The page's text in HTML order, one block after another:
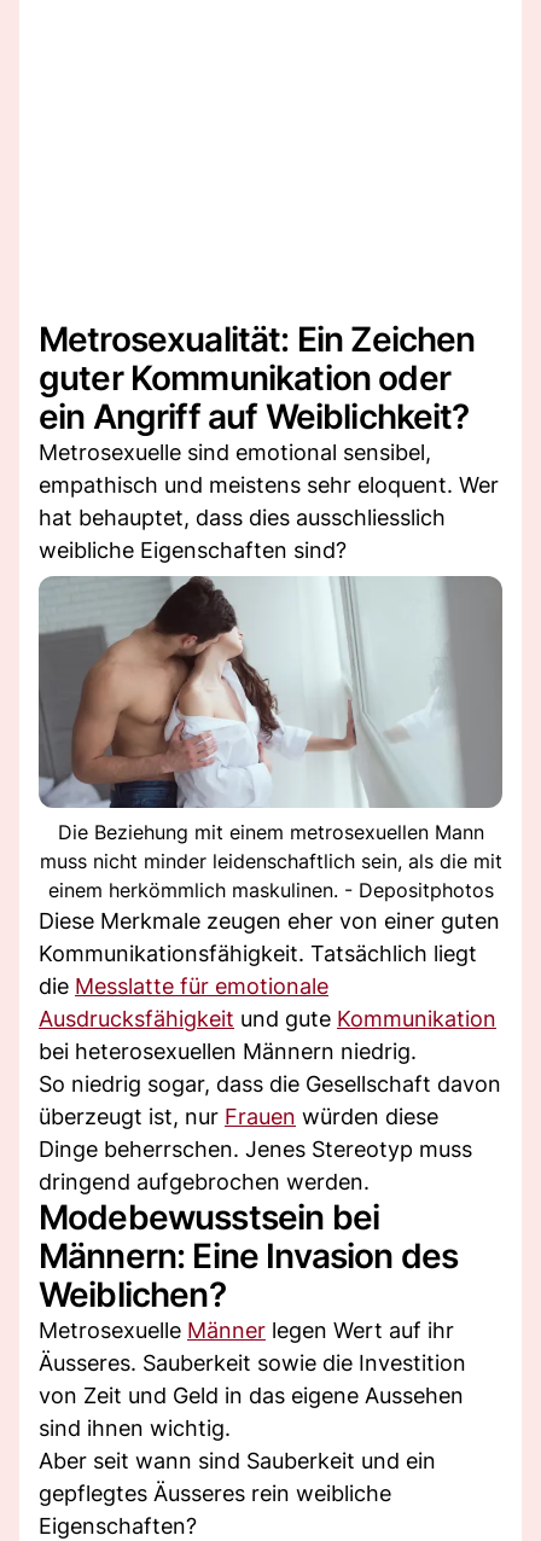
Metrosexualität: Ein Zeichen
guter Kommunikation oder
ein Angriff auf Weiblichkeit?
Metrosexuelle sind emotional sensibel,
empathisch und meistens sehr eloquent. Wer
hat behauptet, dass dies ausschliesslich
weibliche Eigenschaften sind?
Die Beziehung mit einem metrosexuellen Mann
muss nicht minder leidenschaftlich sein, als die mit
einem herkömmlich maskulinen. - Depositphotos
Diese Merkmale zeugen eher von einer guten
Kommunikationsfähigkeit. Tatsächlich liegt
die Messlatte für emotionale
Ausdrucksfähigkeit und gute Kommunikation
bei heterosexuellen Männern niedrig.
So niedrig sogar, dass die Gesellschaft davon
überzeugt ist, nur Frauen würden diese
Dinge beherrschen. Jenes Stereotyp muss
dringend aufgebrochen werden.
Modebewusstsein bei
Männern: Eine Invasion des
Weiblichen?
Metrosexuelle Männer legen Wert auf ihr
Äusseres. Sauberkeit sowie die Investition
von Zeit und Geld in das eigene Aussehen
sind ihnen wichtig.
Aber seit wann sind Sauberkeit und ein
gepflegtes Äusseres rein weibliche
Eigenschaften?